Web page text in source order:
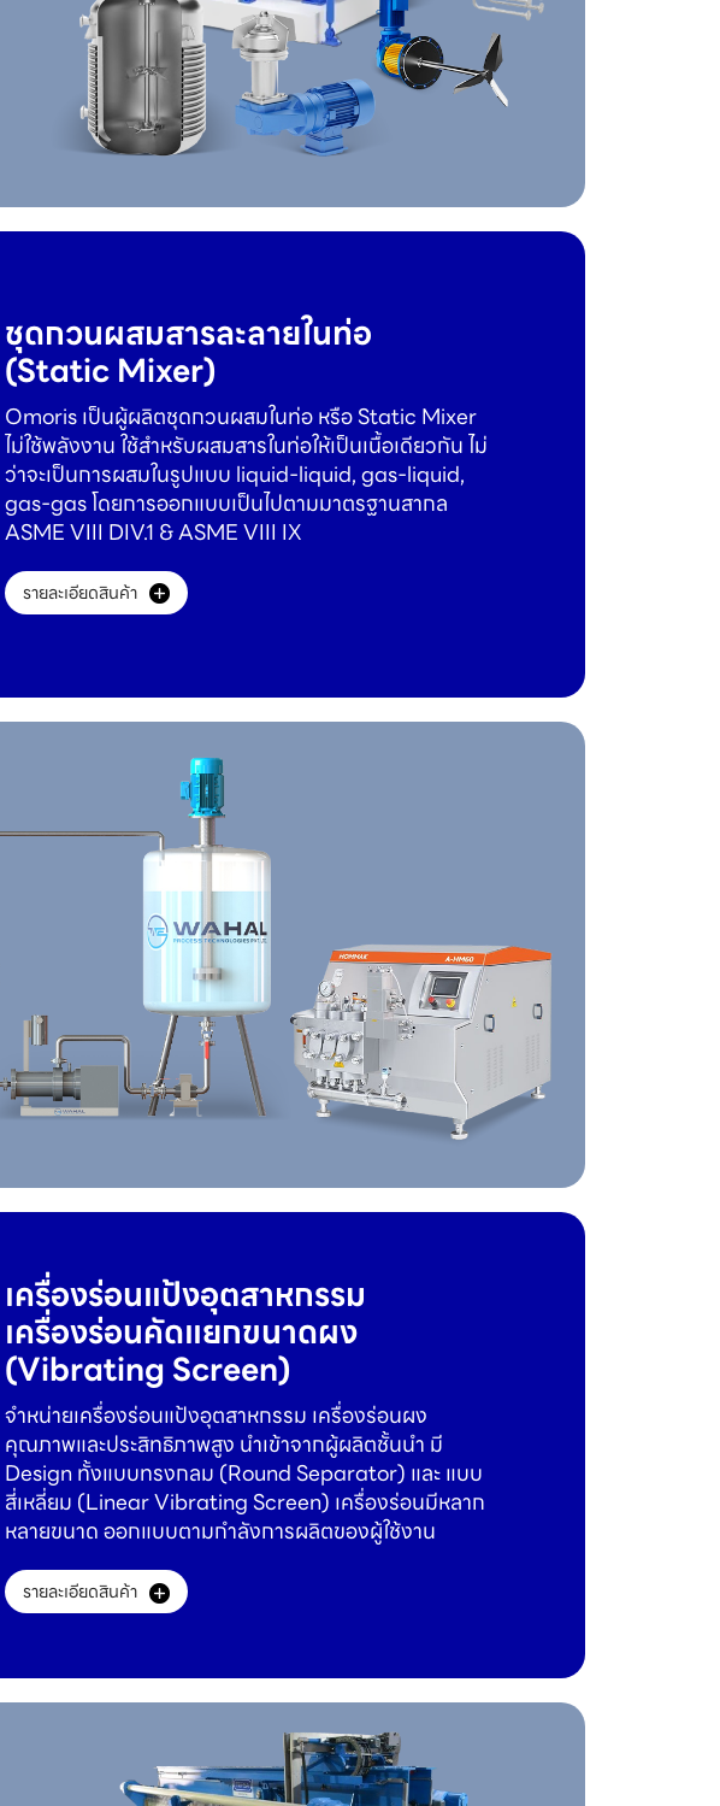
ชุดกวนผสมสารละลายในท่อ
(Static Mixer)
Omoris เป็นผู้ผลิตชุดกวนผสมในท่อ หรือ Static Mixer
ไม่ใช้พลังงาน ใช้สำหรับผสมสารในท่อให้เป็นเนื้อเดียวกัน ไม่
ว่าจะเป็นการผสมในรูปแบบ liquid-liquid, gas-liquid,
gas-gas โดยการออกแบบเป็นไปตามมาตรฐานสากล
ASME VIII DIV.1 & ASME VIII IX
รายละเอียดสินค้า
เครื่องร่อนแป้งอุตสาหกรรม
เครื่องร่อนคัดแยกขนาดผง
(Vibrating Screen)
จำหน่ายเครื่องร่อนแป้งอุตสาหกรรม เครื่องร่อนผง
คุณภาพและประสิทธิภาพสูง นำเข้าจากผู้ผลิตชั้นนำ มี
Design ทั้งแบบทรงกลม (Round Separator) และ แบบ
สี่เหลี่ยม (Linear Vibrating Screen) เครื่องร่อนมีหลาก
หลายขนาด ออกแบบตามกำลังการผลิตของผู้ใช้งาน
รายละเอียดสินค้า